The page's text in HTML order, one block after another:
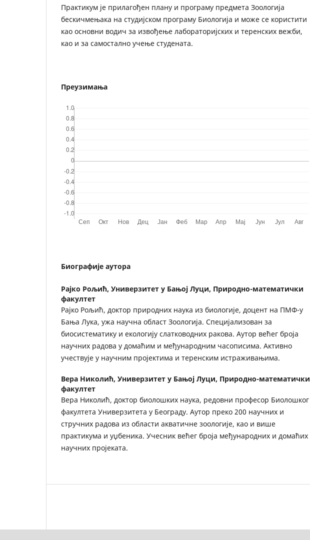
Практикум је прилагођен плану и програму предмета Зоологија
бескичмењака на студијском програму Биологија и може се користити
као основни водич за извођење лабораторијских и теренских вежби,
као и за самостално учење студената.
Преузимања
Биографије аутора
Раjко Рољић, Универзитет у Бањој Луци, Природно-математички
факултет
Рајко Рољић, доктор природних наука из биологије, доцент на ПМФ-у
Бања Лука, ужa научна област Зоологија. Специјализован за
биосистематику и екологију слатководних ракова. Аутор већег броја
научних радова у домаћим и међународним часописима. Активно
учествује у научним пројектима и теренским истраживањима.
Вера Николић, Универзитет у Бањој Луци, Природно-математички
факултет
Вера Николић, доктор биолошких наука, редовни професор Биолошког
факултета Универзитета у Београду. Аутор преко 200 научних и
стручних радова из области акватичне зоологије, као и више
практикума и уџбеника. Учесник већег броја међународних и домаћих
научних пројеката.